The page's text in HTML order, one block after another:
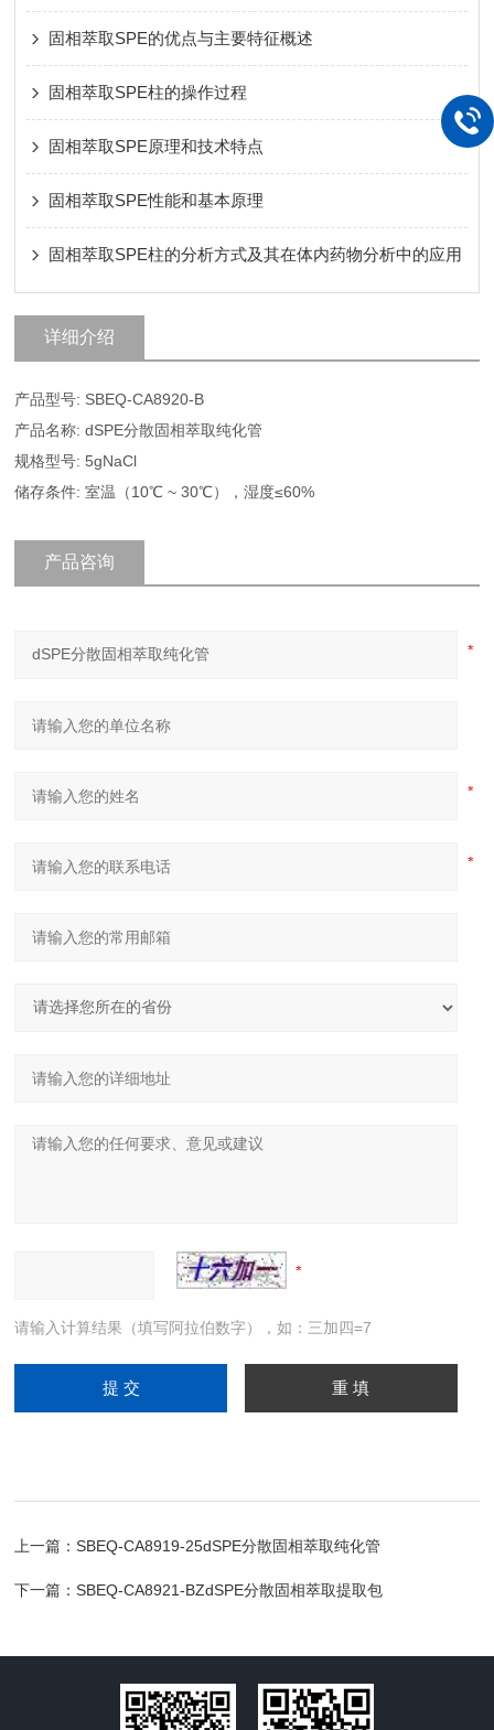
固相萃取SPE的优点与主要特征概述
固相萃取SPE柱的操作过程
固相萃取SPE原理和技术特点
固相萃取SPE性能和基本原理
固相萃取SPE柱的分析方式及其在体内药物分析中的应用
详细介绍
产品型号: SBEQ-CA8920-B
产品名称: dSPE分散固相萃取纯化管
规格型号: 5gNaCl
储存条件: 室温（10℃ ~ 30℃），湿度≤60%
产品咨询
请输入计算结果（填写阿拉伯数字），如：三加四=7
上一篇：SBEQ-CA8919-25dSPE分散固相萃取纯化管
下一篇：SBEQ-CA8921-BZdSPE分散固相萃取提取包